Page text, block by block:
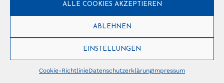
ALLE COOKIES AKZEPTIEREN
ABLEHNEN
EINSTELLUNGEN
Cookie-RichtlinieDatenschutzerklärungImpressum